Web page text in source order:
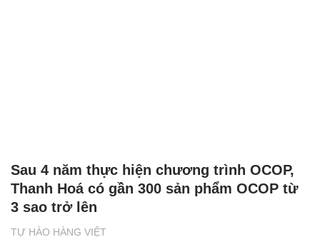
TỰ HÀO HÀNG VIỆT
Sau 4 năm thực hiện chương trình OCOP,
Thanh Hoá có gần 300 sản phẩm OCOP từ
3 sao trở lên